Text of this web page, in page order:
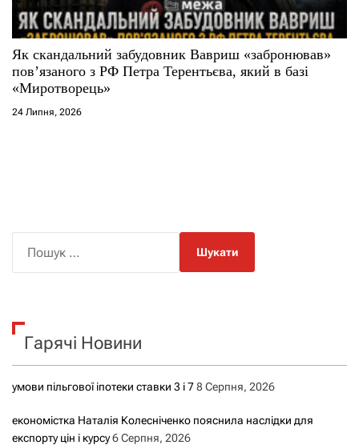
Як скандальний забудовник Вавриш «забронював»
повʼязаного з РФ Петра Терентьєва, який в базі
«Миротворець»
24 Липня, 2026
к
Гарячі Новини
умови пільгової іпотеки ставки 3 і 78 Серпня, 2026
економістка Наталія Колесніченко пояснила наслідки для
експорту цін і курсу6 Серпня, 2026